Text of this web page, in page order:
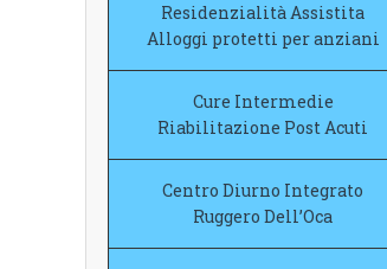
Residenzialità Assistita
Alloggi protetti per anziani
Cure Intermedie
Riabilitazione Post Acuti
Centro Diurno Integrato
Ruggero Dell’Oca